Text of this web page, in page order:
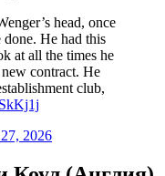
head, once
done. He had this
at all the times he
contract. He
club,
2026